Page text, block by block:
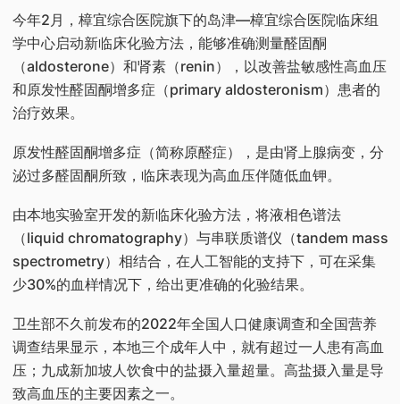
今年2月，樟宜综合医院旗下的岛津—樟宜综合医院临床组
学中心启动新临床化验方法，能够准确测量醛固酮
（aldosterone）和肾素（renin），以改善盐敏感性高血压
和原发性醛固酮增多症（primary aldosteronism）患者的
治疗效果。
原发性醛固酮增多症（简称原醛症），是由肾上腺病变，分
泌过多醛固酮所致，临床表现为高血压伴随低血钾。
由本地实验室开发的新临床化验方法，将液相色谱法
（liquid chromatography）与串联质谱仪（tandem mass
spectrometry）相结合，在人工智能的支持下，可在采集
少30%的血样情况下，给出更准确的化验结果。
卫生部不久前发布的2022年全国人口健康调查和全国营养
调查结果显示，本地三个成年人中，就有超过一人患有高血
压；九成新加坡人饮食中的盐摄入量超量。高盐摄入量是导
致高血压的主要因素之一。